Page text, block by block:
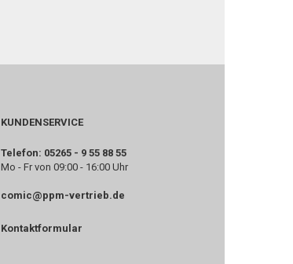
KUNDENSERVICE
Telefon: 05265 - 9 55 88 55
Mo - Fr von 09:00 - 16:00 Uhr
comic@ppm-vertrieb.de
Kontaktformular